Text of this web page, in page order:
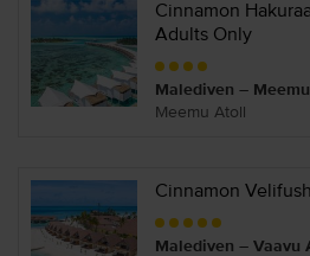
Cinnamon
Adults Only
Malediven –
Meemu Atoll
Cinnamon
Malediven – Vaavu